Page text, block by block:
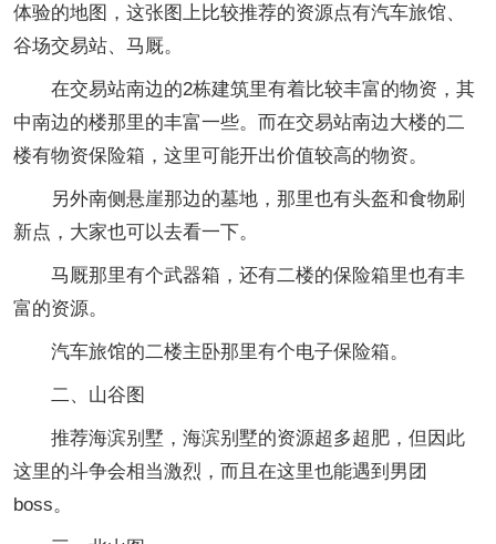
体验的地图，这张图上比较推荐的资源点有汽车旅馆、
谷场交易站、马厩。
在交易站南边的2栋建筑里有着比较丰富的物资，其
中南边的楼那里的丰富一些。而在交易站南边大楼的二
楼有物资保险箱，这里可能开出价值较高的物资。
另外南侧悬崖那边的墓地，那里也有头盔和食物刷
新点，大家也可以去看一下。
马厩那里有个武器箱，还有二楼的保险箱里也有丰
富的资源。
汽车旅馆的二楼主卧那里有个电子保险箱。
二、山谷图
推荐海滨别墅，海滨别墅的资源超多超肥，但因此
这里的斗争会相当激烈，而且在这里也能遇到男团
boss。